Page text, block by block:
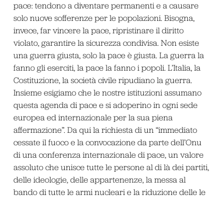
pace: tendono a diventare permanenti e a causare
solo nuove sofferenze per le popolazioni. Bisogna,
invece, far vincere la pace, ripristinare il diritto
violato, garantire la sicurezza condivisa. Non esiste
una guerra giusta, solo la pace è giusta. La guerra la
fanno gli eserciti, la pace la fanno i popoli. L’Italia, la
Costituzione, la società civile ripudiano la guerra.
Insieme esigiamo che le nostre istituzioni assumano
questa agenda di pace e si adoperino in ogni sede
europea ed internazionale per la sua piena
affermazione”. Da qui la richiesta di un “immediato
cessate il fuoco e la convocazione da parte dell’Onu
di una conferenza internazionale di pace, un valore
assoluto che unisce tutte le persone al di là dei partiti,
delle ideologie, delle appartenenze, la messa al
bando di tutte le armi nucleari e la riduzione delle le